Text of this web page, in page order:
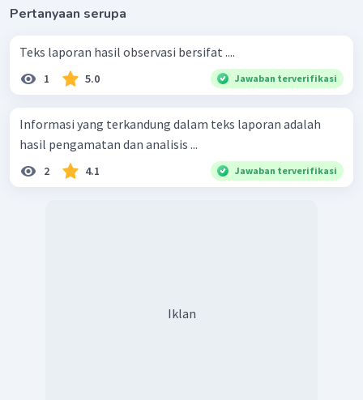
Pertanyaan serupa
Teks laporan hasil observasi bersifat ....
1 5.0 Jawaban terverifikasi
Informasi yang terkandung dalam teks laporan adalah
hasil pengamatan dan analisis ...
2 4.1 Jawaban terverifikasi
Iklan